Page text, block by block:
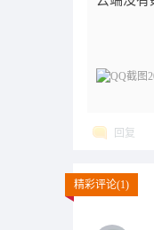
回复
精彩评论(1)